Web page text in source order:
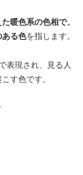
暖色系の色相で、
ある色を指します。
表現され、見る人
す色です。